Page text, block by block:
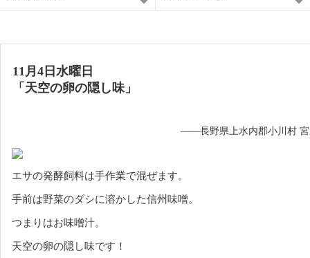
11月4日水曜日
「天空の卵の隠し味」
——長野県上水内郡小川村 宮
エサの発酵飼料は手作業で混ぜます。
手前は野菜のダシに溶かした信州味噌。
つまりはお味噌汁。
天空の卵の隠し味です！